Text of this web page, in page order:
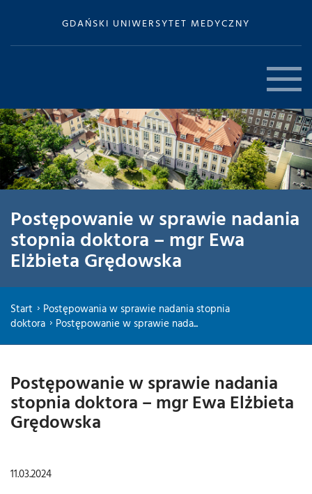
GDAŃSKI UNIWERSYTET MEDYCZNY
Postępowanie w sprawie nadania
stopnia doktora – mgr Ewa
Elżbieta Grędowska
Start
Postępowania w sprawie nadania stopnia
doktora
Postępowanie w sprawie nada...
Postępowanie w sprawie nadania
stopnia doktora – mgr Ewa Elżbieta
Grędowska
11.03.2024